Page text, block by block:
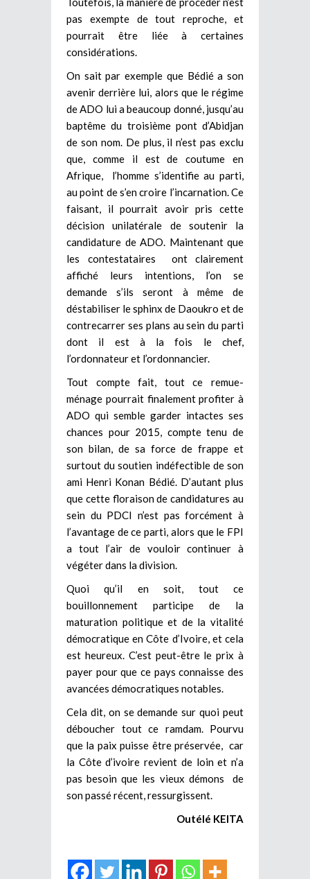
pas exempte de tout reproche, et
pourrait être liée à certaines
considérations.
On sait par exemple que Bédié a son
avenir derrière lui, alors que le régime
de ADO lui a beaucoup donné, jusqu’au
baptême du troisième pont d’Abidjan
de son nom. De plus, il n’est pas exclu
que, comme il est de coutume en
Afrique, l’homme s’identifie au parti,
au point de s’en croire l’incarnation. Ce
faisant, il pourrait avoir pris cette
décision unilatérale de soutenir la
candidature de ADO. Maintenant que
les contestataires ont clairement
affiché leurs intentions, l’on se
demande s’ils seront à même de
déstabiliser le sphinx de Daoukro et de
contrecarrer ses plans au sein du parti
dont il est à la fois le chef,
l’ordonnateur et l’ordonnancier.
Tout compte fait, tout ce remue-
ménage pourrait finalement profiter à
ADO qui semble garder intactes ses
chances pour 2015, compte tenu de
son bilan, de sa force de frappe et
surtout du soutien indéfectible de son
ami Henri Konan Bédié. D’autant plus
que cette floraison de candidatures au
sein du PDCI n’est pas forcément à
l’avantage de ce parti, alors que le FPI
a tout l’air de vouloir continuer à
végéter dans la division.
Quoi qu’il en soit, tout ce
bouillonnement participe de la
maturation politique et de la vitalité
démocratique en Côte d’Ivoire, et cela
est heureux. C’est peut-être le prix à
payer pour que ce pays connaisse des
avancées démocratiques notables.
Cela dit, on se demande sur quoi peut
déboucher tout ce ramdam. Pourvu
que la paix puisse être préservée, car
la Côte d’ivoire revient de loin et n’a
pas besoin que les vieux démons de
son passé récent, ressurgissent.
Outélé KEITA